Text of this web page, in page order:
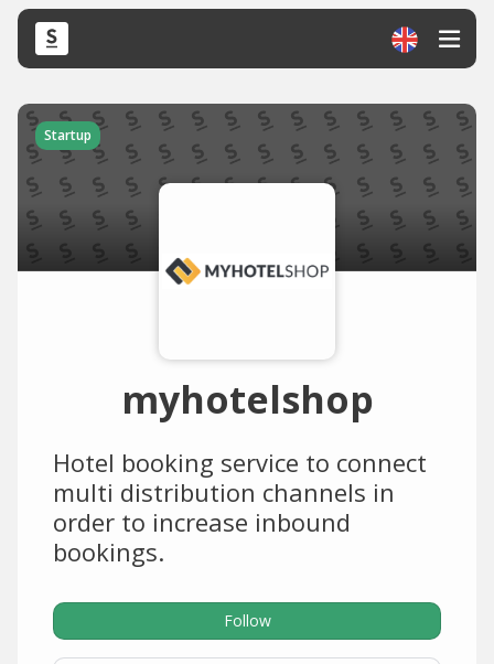
Startup
myhotelshop
Hotel booking service to connect
multi distribution channels in
order to increase inbound
bookings.
Follow